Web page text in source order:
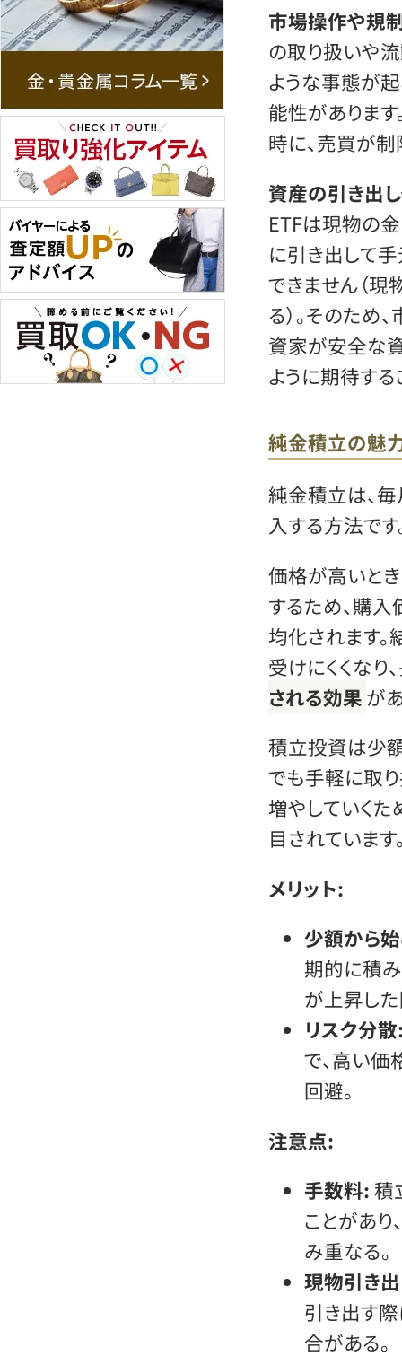
市場操作や規
の取り扱いや
ような事態が
能性がありま
時に、売買が制
資産の引き出
ETFは現物の
に引き出して
できません（
る）。そのため
資家が安全な
ように期待する
純金積立の魅
純金積立は、
入する方法です
価格が高いと
するため、購
均化されます。
受けにくくなり
される効果が
積立投資は少
でも手軽に取
増やしていく
目されています
メリット:
少額から
期的に積
が上昇し
リスク分
で、高い価
回避。
注意点:
手数料:積
ことがあり
み重なる。
現物引き
引き出す
合がある。